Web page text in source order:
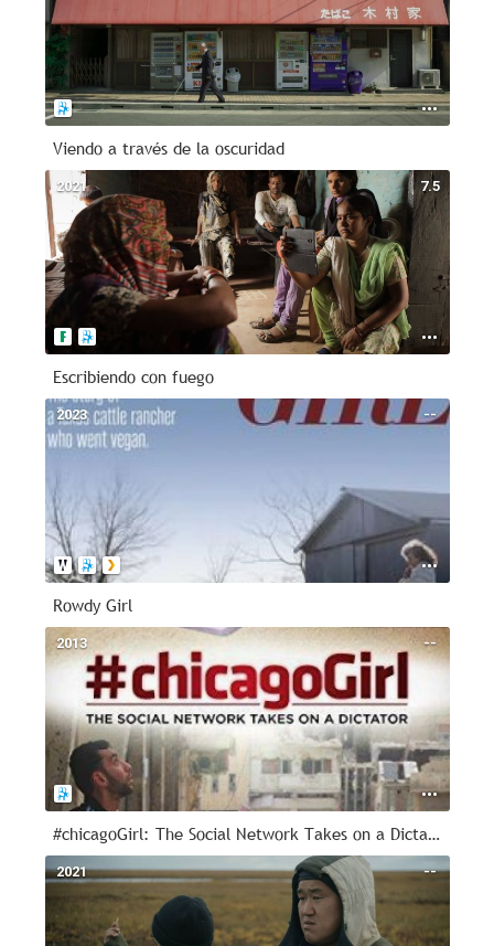
Viendo a través de la oscuridad
7.5
2021
Escribiendo con fuego
--
2023
Rowdy Girl
--
2013
#chicagoGirl: The Social Network Takes on a Dictator
--
2021